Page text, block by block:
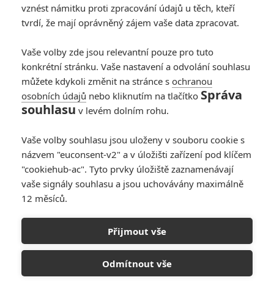
KOMENTÁŘE 0
PŘIDAT NOVÝ KOMENTÁŘ
Pro psaní komentářů, se přihlašte.
RECENZE FILMŮ
10
narůžovo
5
Recenze: Záhada strašidelného
zámku úroveň štědrovečerních
pohádek nepozvedla
vznést námitku proti zpracování údajů u těch, kteří
tvrdí, že mají oprávněný zájem vaše data zpracovat.
Vaše volby zde jsou relevantní pouze pro tuto
konkrétní stránku. Vaše nastavení a odvolání souhlasu
můžete kdykoli změnit na stránce s ochranou
osobních údajů nebo kliknutím na tlačítko Správa
souhlasu v levém dolním rohu.
Vaše volby souhlasu jsou uloženy v souboru cookie s
názvem "euconsent-v2" a v úložišti zařízení pod klíčem
"cookiehub-ac". Tyto prvky úložiště zaznamenávají
vaše signály souhlasu a jsou uchovávány maximálně
12 měsíců.
Přijmout vše
Odmítnout vše